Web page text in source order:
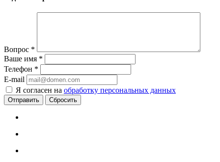
Вопрос *
Ваше имя *
Телефон *
E-mail
Я согласен на обработку персональных данных
Сбросить